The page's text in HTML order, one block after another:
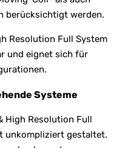
berücksichtigt werden.
Resolution Full System
und eignet sich für
Systeme
High Resolution Full
unkompliziert gestaltet.